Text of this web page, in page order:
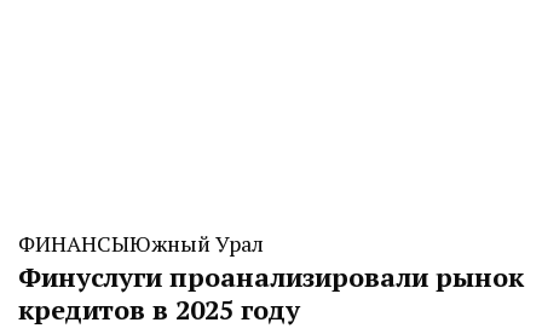
ФИНАНСЫЮжный Урал
Финуслуги проанализировали рынок
кредитов в 2025 году